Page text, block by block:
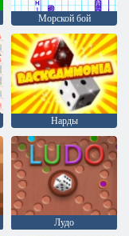
Морской бой
Нарды
Лудо